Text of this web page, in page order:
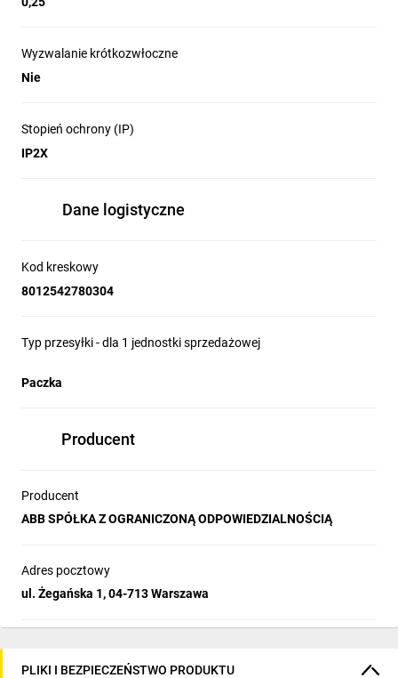
Wyzwalanie krótkozwłoczne
Nie
Stopień ochrony (IP)
IP2X
Dane logistyczne
Kod kreskowy
8012542780304
Typ przesyłki - dla 1 jednostki sprzedażowej
Paczka
Producent
Producent
ABB SPÓŁKA Z OGRANICZONĄ ODPOWIEDZIALNOŚCIĄ
Adres pocztowy
ul. Żegańska 1, 04-713 Warszawa
PLIKI I BEZPIECZEŃSTWO PRODUKTU